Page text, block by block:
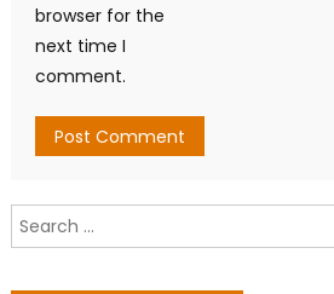
browser for the
next time I
comment.
Search
for: